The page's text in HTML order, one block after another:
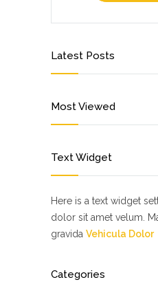
Latest Posts
Most Viewed
Text Widget
Here is a text widget
dolor sit amet velum.
gravida Vehicula Dolor
Categories